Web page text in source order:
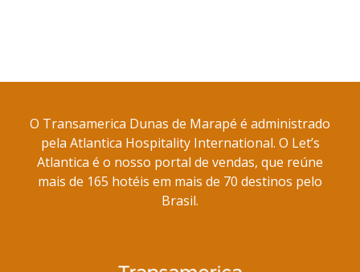
O Transamerica Dunas de Marapé é administrado
pela Atlantica Hospitality International. O Let’s
Atlantica é o nosso portal de vendas, que reúne
mais de 165 hotéis em mais de 70 destinos pelo
Brasil.